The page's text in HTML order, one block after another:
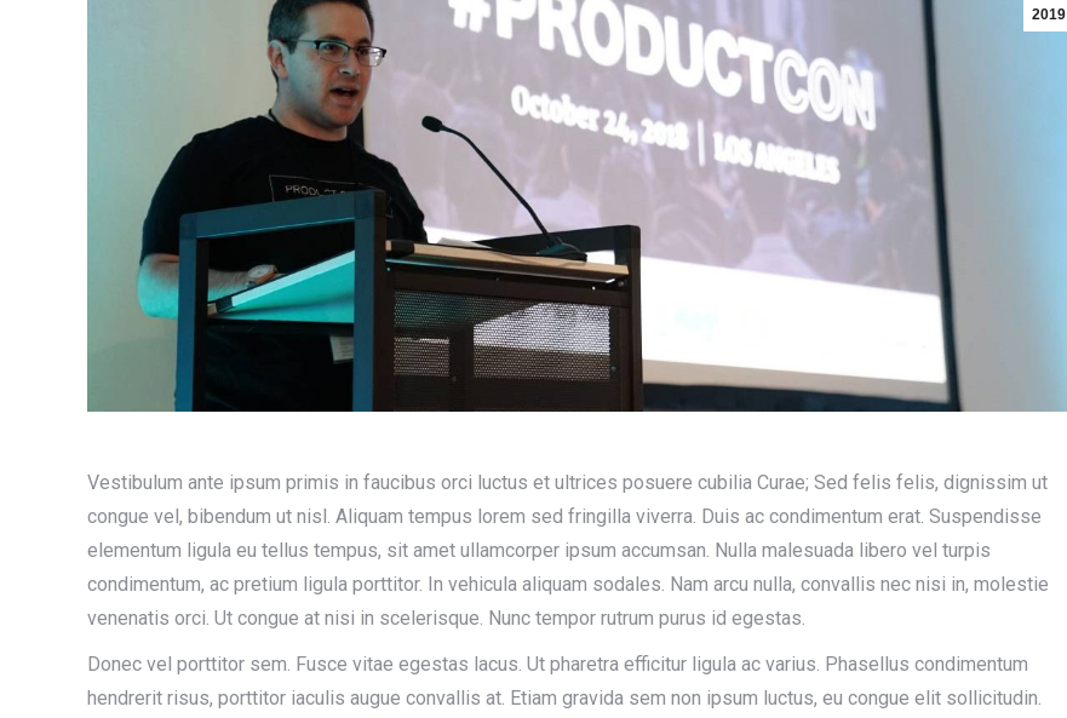
2019
Vestibulum ante ipsum primis in faucibus orci luctus et ultrices posuere cubilia Curae; Sed felis felis, dignissim ut
congue vel, bibendum ut nisl. Aliquam tempus lorem sed fringilla viverra. Duis ac condimentum erat. Suspendisse
elementum ligula eu tellus tempus, sit amet ullamcorper ipsum accumsan. Nulla malesuada libero vel turpis
condimentum, ac pretium ligula porttitor. In vehicula aliquam sodales. Nam arcu nulla, convallis nec nisi in, molestie
venenatis orci. Ut congue at nisi in scelerisque. Nunc tempor rutrum purus id egestas.
Donec vel porttitor sem. Fusce vitae egestas lacus. Ut pharetra efficitur ligula ac varius. Phasellus condimentum
hendrerit risus, porttitor iaculis augue convallis at. Etiam gravida sem non ipsum luctus, eu congue elit sollicitudin.